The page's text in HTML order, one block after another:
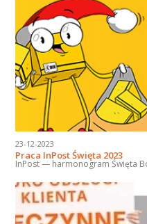
23-12-2023
Praca InPost Święta 2023
InPost — harmonogram Święta